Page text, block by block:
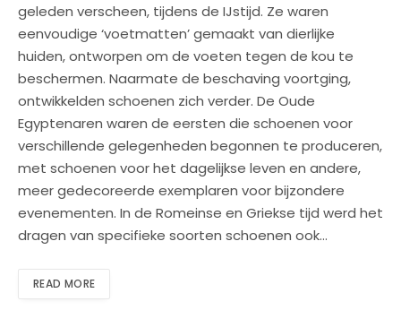
geleden verscheen, tijdens de IJstijd. Ze waren
eenvoudige ‘voetmatten’ gemaakt van dierlijke
huiden, ontworpen om de voeten tegen de kou te
beschermen. Naarmate de beschaving voortging,
ontwikkelden schoenen zich verder. De Oude
Egyptenaren waren de eersten die schoenen voor
verschillende gelegenheden begonnen te produceren,
met schoenen voor het dagelijkse leven en andere,
meer gedecoreerde exemplaren voor bijzondere
evenementen. In de Romeinse en Griekse tijd werd het
dragen van specifieke soorten schoenen ook…
READ MORE